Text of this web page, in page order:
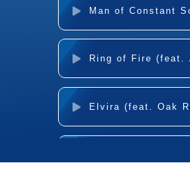
Man of Constant
Ring of Fire (feat.
Elvira (feat. Oak